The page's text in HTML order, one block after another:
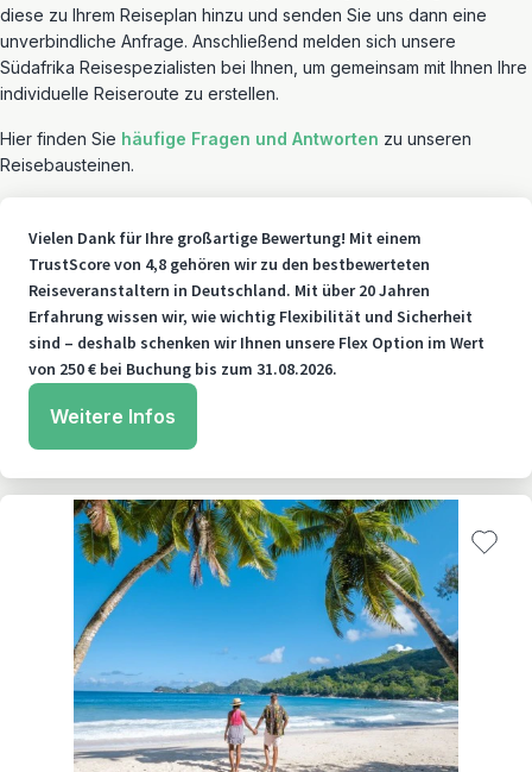
diese zu Ihrem Reiseplan hinzu und senden Sie uns dann eine
unverbindliche Anfrage. Anschließend melden sich unsere
Südafrika Reisespezialisten bei Ihnen, um gemeinsam mit Ihnen Ihre
individuelle Reiseroute zu erstellen.
Hier finden Sie häufige Fragen und Antworten zu unseren
Reisebausteinen.
Vielen Dank für Ihre großartige Bewertung! Mit einem
TrustScore von 4,8 gehören wir zu den bestbewerteten
Reiseveranstaltern in Deutschland. Mit über 20 Jahren
Erfahrung wissen wir, wie wichtig Flexibilität und Sicherheit
sind – deshalb schenken wir Ihnen unsere Flex Option im Wert
von 250 € bei Buchung bis zum 31.08.2026.
Weitere Infos